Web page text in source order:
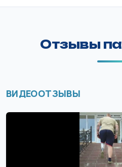
Отзывы
ВИДЕООТЗЫВЫ